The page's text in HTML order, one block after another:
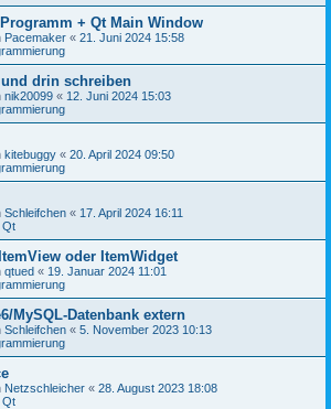
+ Qt Main Window
Pacemaker « 21. Juni 2024 15:58
drin schreiben
nik20099 « 12. Juni 2024 15:03
kitebuggy « 20. April 2024 09:50
Schleifchen « 17. April 2024 16:11
Qt
oder ItemWidget
qtued « 19. Januar 2024 11:01
MySQL-Datenbank extern
Schleifchen « 5. November 2023 10:13
Netzschleicher « 28. August 2023 18:08
Qt